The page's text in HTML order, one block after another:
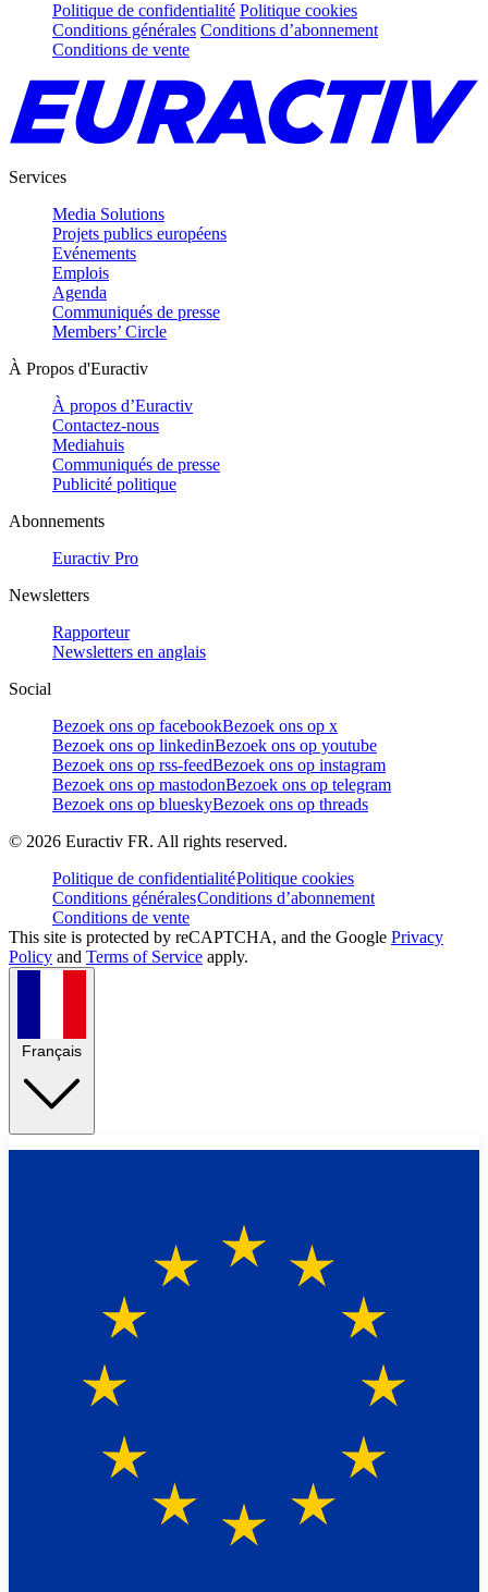
Politique de confidentialité Politique cookies
Conditions générales Conditions d’abonnement
Conditions de vente
Services
Media Solutions
Projets publics européens
Evénements
Emplois
Agenda
Communiqués de presse
Members’ Circle
À Propos d'Euractiv
À propos d’Euractiv
Contactez-nous
Mediahuis
Communiqués de presse
Publicité politique
Abonnements
Euractiv Pro
Newsletters
Rapporteur
Newsletters en anglais
Social
Bezoek ons op facebookBezoek ons op x
Bezoek ons op linkedinBezoek ons op youtube
Bezoek ons op rss-feedBezoek ons op instagram
Bezoek ons op mastodonBezoek ons op telegram
Bezoek ons op blueskyBezoek ons op threads
© 2026 Euractiv FR. All rights reserved.
Politique de confidentialitéPolitique cookies
Conditions généralesConditions d’abonnement
Conditions de vente
This site is protected by reCAPTCHA, and the Google Privacy
Policy and Terms of Service apply.
Français